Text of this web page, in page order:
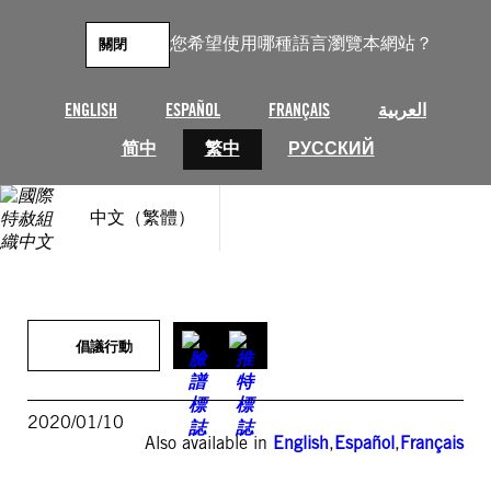
您希望使用哪種語言瀏覽本網站？
ENGLISH ESPAÑOL FRANÇAIS
العربية
简中
繁中 РУССКИЙ
關閉
中文（繁體）
倡議行動
2020/01/10
Also available in English,Español,Français